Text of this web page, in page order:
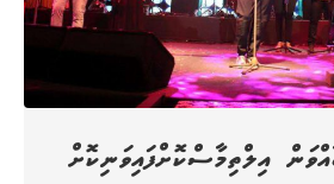
އިލްތިމާސްކޮށްފައިވަނިކޮށް